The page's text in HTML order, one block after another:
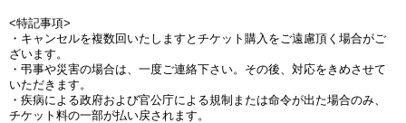
<特記事項>
・キャンセルを複数回いたしますとチケット購入をご遠慮頂く場合がご
ざいます。
・弔事や災害の場合は、一度ご連絡下さい。その後、対応をきめさせて
いただきます。
・疾病による政府および官公庁による規制または命令が出た場合のみ、
チケット料の一部が払い戻されます。